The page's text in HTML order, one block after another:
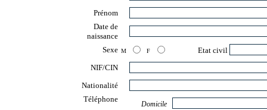
Prénom
Date de
naissance
Sexe M F
Etat civil
NIF/CIN
Nationalité
Téléphone
Domicile